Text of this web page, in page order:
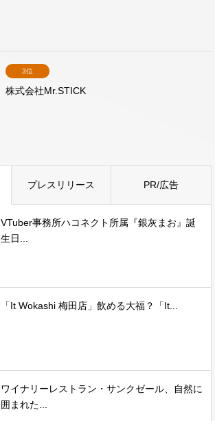
3位
株式会社Mr.STICK
プレスリリース PR/広告
VTuber事務所ハコネクト所属『銀灰まお』誕
生日...
「It Wokashi 梅田店」飲める大福？「It...
ワイナリーレストラン・サンクゼール、自然に
囲まれた...